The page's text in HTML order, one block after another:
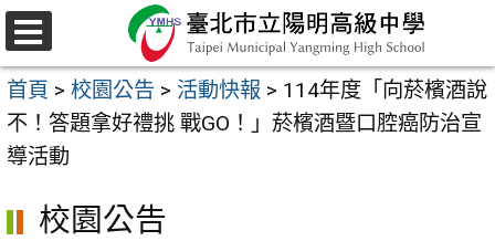
跳
至
主
要
內
區
選
單
首頁 > 校園公告 > 活動快報 > 114年度「向菸檳酒說
不！答題拿好禮挑 戰GO！」菸檳酒暨口腔癌防治宣
導活動
校園公告